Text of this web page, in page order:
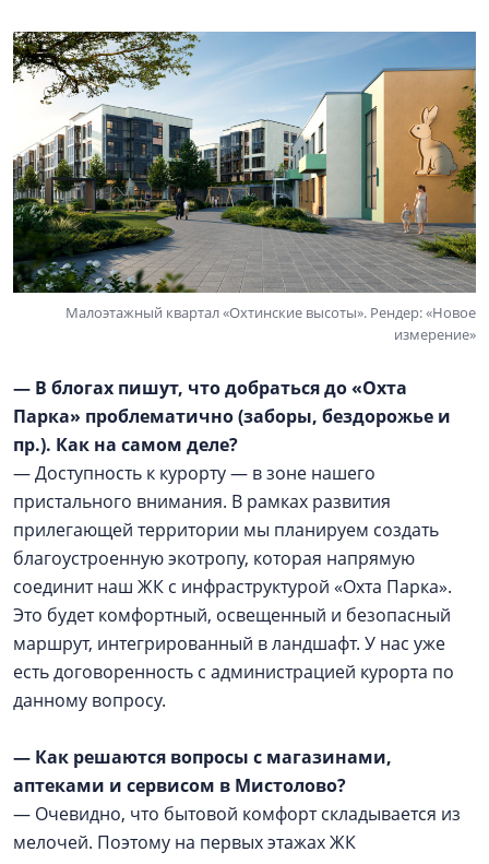
Малоэтажный квартал «Охтинские высоты». Рендер: «Новое
измерение»
— В блогах пишут, что добраться до «Охта
Парка» проблематично (заборы, бездорожье и
пр.). Как на самом деле?
— Доступность к курорту — в зоне нашего
пристального внимания. В рамках развития
прилегающей территории мы планируем создать
благоустроенную экотропу, которая напрямую
соединит наш ЖК с инфраструктурой «Охта Парка».
Это будет комфортный, освещенный и безопасный
маршрут, интегрированный в ландшафт. У нас уже
есть договоренность с администрацией курорта по
данному вопросу.
— Как решаются вопросы с магазинами,
аптеками и сервисом в Мистолово?
— Очевидно, что бытовой комфорт складывается из
мелочей. Поэтому на первых этажах ЖК